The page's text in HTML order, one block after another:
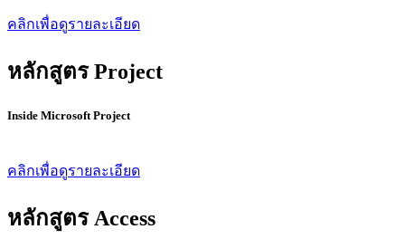
คลิกเพื่อดูรายละเอียด
หลักสูตร Project
Inside Microsoft Project
คลิกเพื่อดูรายละเอียด
หลักสูตร Access